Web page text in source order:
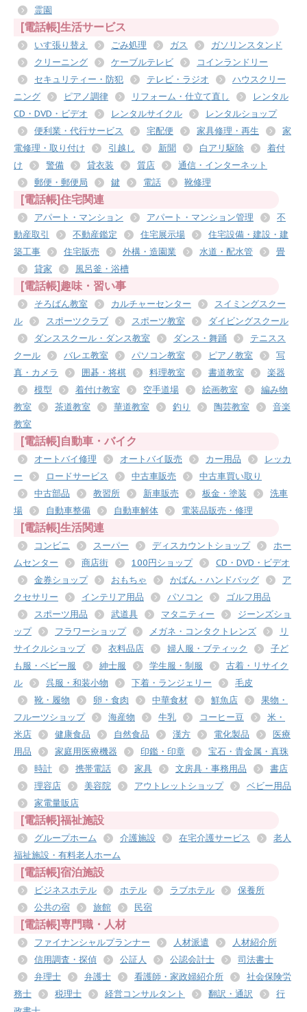
霊園
[電話帳]生活サービス
いす張り替え ごみ処理 ガス
ガソリンスタンド
クリーニング
ケーブルテレビ
コインランドリー
セキュリティー・防犯
テレビ・ラジオ
ハウスクリー
ニング
ピアノ調律 リフォーム・仕立て直し
レンタル
CD・DVD・ビデオ
レンタルサイクル
レンタルショップ
便利業・代行サービス
宅配便 家具修理・再生
家
電修理・取り付け
引越し 新聞 白アリ駆除
着付
け
警備 貸衣装 質店
通信・インターネット
郵便・郵便局
鍵 電話 靴修理
[電話帳]住宅関連
アパート・マンション アパート・マンション管理
不
動産取引
不動産鑑定 住宅展示場
住宅設備・建設・建
築工事
住宅販売 外構・造園業 水道・配水管
畳
貸家
風呂釜・浴槽
[電話帳]趣味・習い事
そろばん教室 カルチャーセンター
スイミングスクー
ル
スポーツクラブ スポーツ教室
ダイビングスクール
ダンススクール・ダンス教室
ダンス・舞踊
テニスス
クール
バレエ教室 パソコン教室 ピアノ教室
写
真・カメラ
囲碁・将棋 料理教室 書道教室
楽器
模型
着付け教室 空手道場 絵画教室
編み物
教室
茶道教室 華道教室 釣り 陶芸教室
音楽
教室
[電話帳]自動車・バイク
オートバイ修理 オートバイ販売 カー用品
レッカ
ー
ロードサービス 中古車販売
中古車買い取り
中古部品
教習所 新車販売 板金・塗装
洗車
場
自動車整備 自動車解体 電装品販売・修理
[電話帳]生活関連
コンビニ スーパー ディスカウントショップ
ホー
ムセンター
商店街 100円ショップ
CD・DVD・ビデオ
金券ショップ
おもちゃ かばん・ハンドバッグ
ア
クセサリー
インテリア用品 パソコン
ゴルフ用品
スポーツ用品
武道具 マタニティー
ジーンズショ
ップ
フラワーショップ メガネ・コンタクトレンズ
リ
サイクルショップ
衣料品店 婦人服・ブティック
子ど
も服・ベビー服
紳士服 学生服・制服
古着・リサイク
ル
呉服・和装小物 下着・ランジェリー
毛皮
靴・履物
卵・食肉 中華食材 鮮魚店
果物・
フルーツショップ
海産物 牛乳 コーヒー豆
米・
米店
健康食品 自然食品 漢方 電化製品
医療
用品
家庭用医療機器 印鑑・印章
宝石・貴金属・真珠
時計
携帯電話 家具 文房具・事務用品
書店
理容店
美容院 アウトレットショップ
ベビー用品
家電量販店
[電話帳]福祉施設
グループホーム 介護施設 在宅介護サービス
老人
福祉施設・有料老人ホーム
[電話帳]宿泊施設
ビジネスホテル ホテル ラブホテル
保養所
公共の宿
旅館 民宿
[電話帳]専門職・人材
ファイナンシャルプランナー 人材派遣
人材紹介所
信用調査・探偵
公証人 公認会計士
司法書士
弁理士
弁護士 看護師・家政婦紹介所
社会保険労
務士
税理士 経営コンサルタント 翻訳・通訳
行